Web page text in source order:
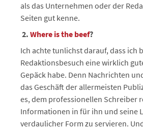
als das Unternehmen oder der
Seiten gut kenne.
2. Where isthe beef?
Ich achte tunlichst darauf, dass ich
Redaktionsbesuch eine wirklich
Gepäck habe. Denn Nachrichten
das Geschäft der allermeisten
es, dem professionellen Schreiber
Informationen in für ihn und seine
verdaulicher Form zu servieren.